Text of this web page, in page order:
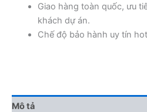
Giao hàng toàn quốc, ưu
khách dự án.
Chế độ bảo hành uy tín
Mô tả